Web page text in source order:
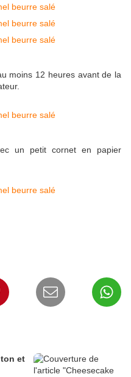
moins 12 heures avant de la
un petit cornet en papier
et